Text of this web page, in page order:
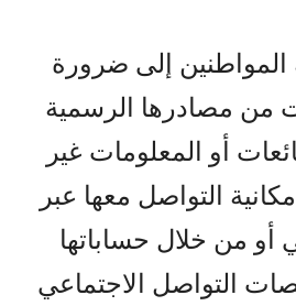
إلى ضرورة
من مصادرها الرسمية
أو المعلومات غير
التواصل معها عبر
أو من خلال حساباتها
التواصل الاجتماعي